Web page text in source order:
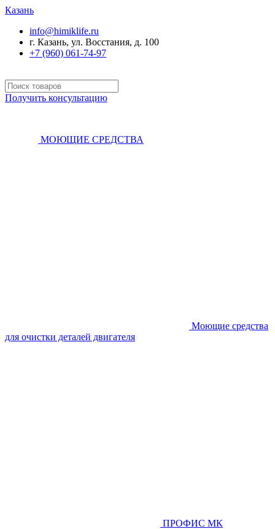
Казань
info@himiklife.ru
г. Казань, ул. Восстания, д. 100
+7 (960) 061-74-97
Получить консультацию
МОЮЩИЕ СРЕДСТВА
Моющие средства
для очистки деталей двигателя
ПРОФИС МК